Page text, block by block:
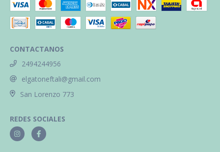
CONTACTANOS
2494244956
elgatoneftali@gmail.com
San Lorenzo 773
REDES SOCIALES